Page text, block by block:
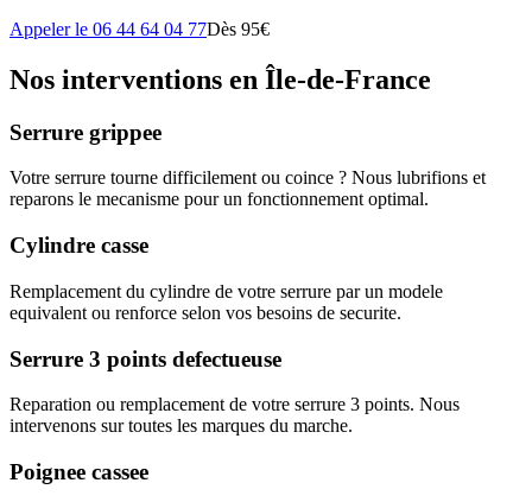
Appeler le 06 44 64 04 77Dès 95€
Nos interventions en Île-de-France
Serrure grippee
Votre serrure tourne difficilement ou coince ? Nous lubrifions et
reparons le mecanisme pour un fonctionnement optimal.
Cylindre casse
Remplacement du cylindre de votre serrure par un modele
equivalent ou renforce selon vos besoins de securite.
Serrure 3 points defectueuse
Reparation ou remplacement de votre serrure 3 points. Nous
intervenons sur toutes les marques du marche.
Poignee cassee